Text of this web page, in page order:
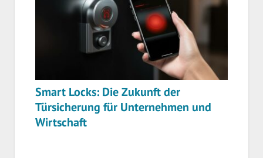
Smart Locks: Die Zukunft der
Türsicherung für Unternehmen und
Wirtschaft